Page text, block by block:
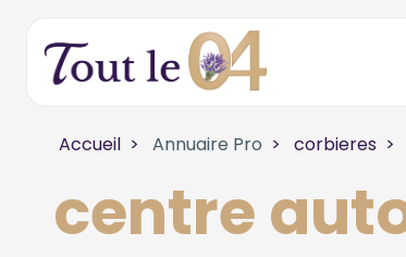
Accueil Annuaire Pro corbieres
centre auto